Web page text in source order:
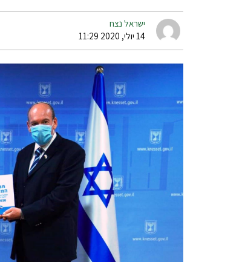
ישראל נצח
14 יולי, 2020 11:29